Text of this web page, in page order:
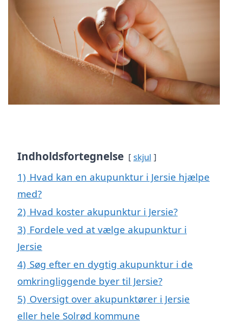
Indholdsfortegnelse skjul
1) Hvad kan en akupunktur i Jersie hjælpe
med?
2) Hvad koster akupunktur i Jersie?
3) Fordele ved at vælge akupunktur i
Jersie
4) Søg efter en dygtig akupunktur i de
omkringliggende byer til Jersie?
5) Oversigt over akupunktører i Jersie
eller hele Solrød kommune